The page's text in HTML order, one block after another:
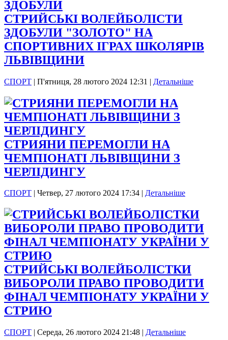
СТРИЙСЬКІ ВОЛЕЙБОЛІСТИ
ЗДОБУЛИ "ЗОЛОТО" НА
СПОРТИВНИХ ІГРАХ ШКОЛЯРІВ
ЛЬВІВЩИНИ
СПОРТ | П'ятниця, 28 лютого 2024 12:31 | Детальніше
СТРИЯНИ ПЕРЕМОГЛИ НА
ЧЕМПІОНАТІ ЛЬВІВЩИНИ З
ЧЕРЛІДИНГУ
СПОРТ | Четвер, 27 лютого 2024 17:34 | Детальніше
СТРИЙСЬКІ ВОЛЕЙБОЛІСТКИ
ВИБОРОЛИ ПРАВО ПРОВОДИТИ
ФІНАЛ ЧЕМПІОНАТУ УКРАЇНИ У
СТРИЮ
СПОРТ | Середа, 26 лютого 2024 21:48 | Детальніше